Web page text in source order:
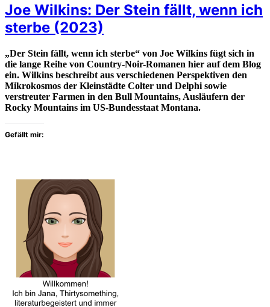
Joe Wilkins: Der Stein fällt, wenn ich
sterbe (2023)
„Der Stein fällt, wenn ich sterbe“ von Joe Wilkins fügt sich in
die lange Reihe von Country-Noir-Romanen hier auf dem Blog
ein. Wilkins beschreibt aus verschiedenen Perspektiven den
Mikrokosmos der Kleinstädte Colter und Delphi sowie
verstreuter Farmen in den Bull Mountains, Ausläufern der
Rocky Mountains im US-Bundesstaat Montana.
Gefällt mir: